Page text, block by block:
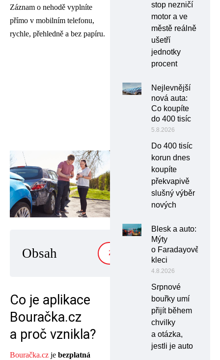
Záznam o nehodě vyplníte
přímo v mobilním telefonu,
rychle, přehledně a bez papíru.
Obsah ZOBRAZIT
Co je aplikace
Bouračka.cz
a proč vznikla?
Bouračka.cz je bezplatná
stop nezničí
motor a ve
městě reálně
ušetří
jednotky
procent
Nejlevnější
nová auta:
Co koupíte
do 400 tisíc
5.8.2026
Do 400 tisíc
korun dnes
koupíte
překvapivě
slušný výběr
nových
Blesk a auto:
Mýty
o Faradayově
kleci
4.8.2026
Srpnové
bouřky umí
přijít během
chvilky
a otázka,
jestli je auto